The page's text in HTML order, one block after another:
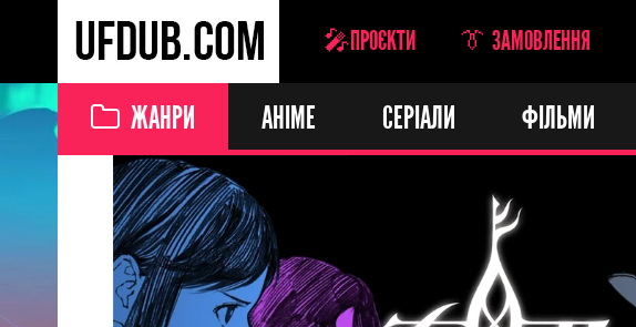
🎤ПРОЄКТИ 👔 ЗАМОВЛЕННЯ
ЖАНРИ АНІМЕ СЕРІАЛИ ФІЛЬМИ
Previous